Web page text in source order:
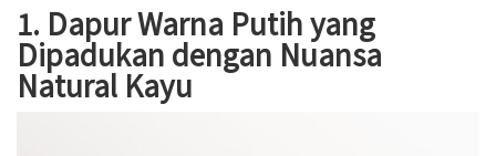
1. Dapur Warna Putih yang
Dipadukan dengan Nuansa
Natural Kayu